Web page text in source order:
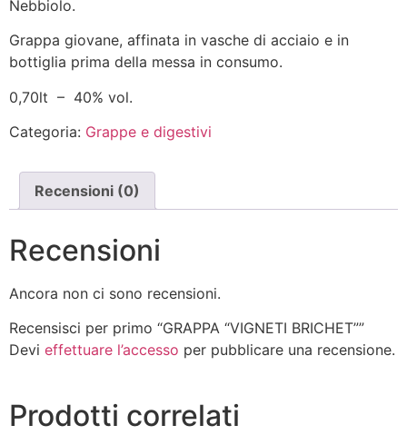
Nebbiolo.
Grappa giovane, affinata in vasche di acciaio e in
bottiglia prima della messa in consumo.
0,70lt – 40% vol.
Categoria: Grappe e digestivi
Recensioni (0)
Recensioni
Ancora non ci sono recensioni.
Recensisci per primo “GRAPPA “VIGNETI BRICHET””
Devi effettuare l’accesso per pubblicare una recensione.
Prodotti correlati